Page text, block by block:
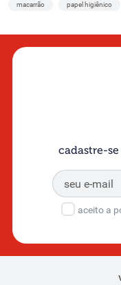
macarrão papel higiênico
cadastre-
aceito a